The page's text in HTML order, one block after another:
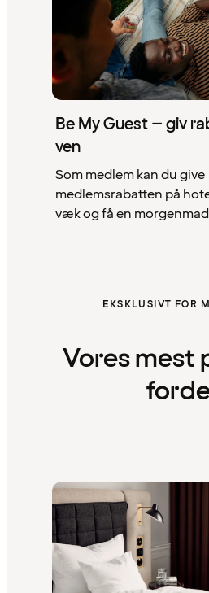
Be My Guest – giv
ven
Som medlem kan du give
medlemsrabatten på
væk og få en
EKSKLUSIVT FOR
Vores